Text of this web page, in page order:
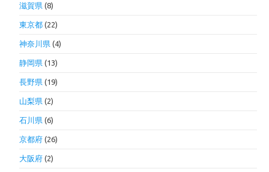
滋賀県 (8)
東京都 (22)
神奈川県 (4)
静岡県 (13)
長野県 (19)
山梨県 (2)
石川県 (6)
京都府 (26)
大阪府 (2)